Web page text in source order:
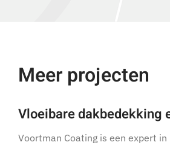
Meer projecten
Vloeibare dakbedekking
Voortman Coating is een expert in